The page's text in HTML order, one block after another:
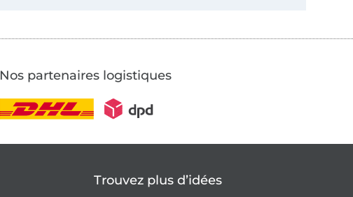
Nos partenaires logistiques
Trouvez plus d’idées